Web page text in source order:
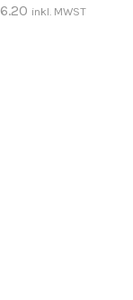
6.20 inkl. MWST